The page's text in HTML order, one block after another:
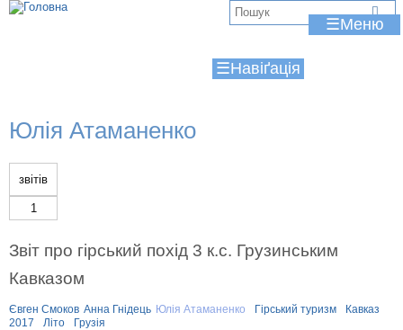
Jump to navigation
☰
☰
Юлія Атаманенко
звітів
1
Звіт про гірський похід 3 к.с. Грузинським
Кавказом
Євген Смоков Анна Гнідець Юлія Атаманенко Гірський туризм
Кавказ
2017
Літо Грузія